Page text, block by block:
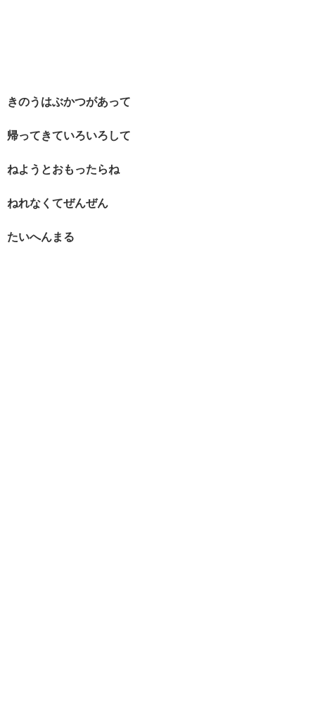
きのうはぶかつがあって
帰ってきていろいろして
ねようとおもったらね
ねれなくてぜんぜん
たいへんまる